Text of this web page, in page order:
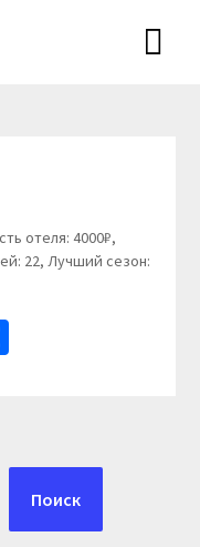
отеля: 4000₽,
22, Лучший сезон:
Отправить
Поиск